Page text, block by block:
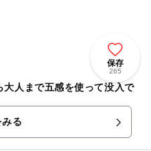
保存
265
人まで五感を使って没入で
る